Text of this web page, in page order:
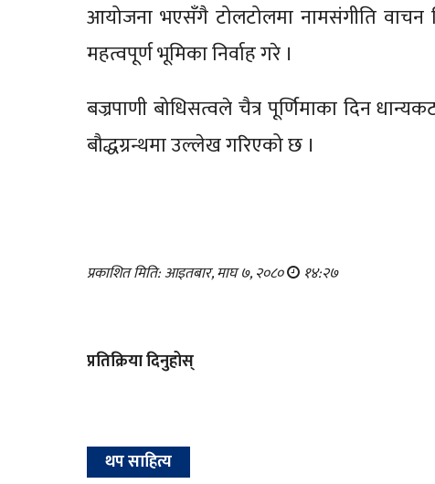
आयोजना भएसँगै टोलटोलमा नामसंगीति वाचन
महत्वपूर्ण भूमिका निर्वाह गरे ।
बज्रपाणी बोधिसत्वले चैत्र पूर्णिमाका दिन
बौद्धग्रन्थमा उल्लेख गरिएको छ ।
प्रकाशित मिति: आइतबार, माघ ७, २०८० १४:२७
प्रतिक्रिया दिनुहोस्
थप साहित्य